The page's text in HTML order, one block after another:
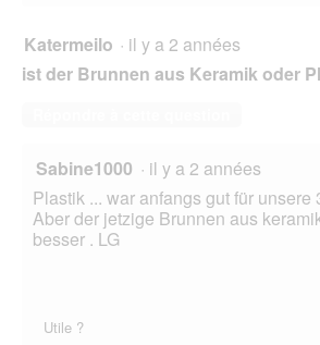
Katermeilo · il y a 2 années
ist der Brunnen aus Keramik oder
Sabine1000 · il y a 2 années
Plastik ... war anfangs gut für unsere
Aber der jetzige Brunnen aus
besser . LG
Utile ?